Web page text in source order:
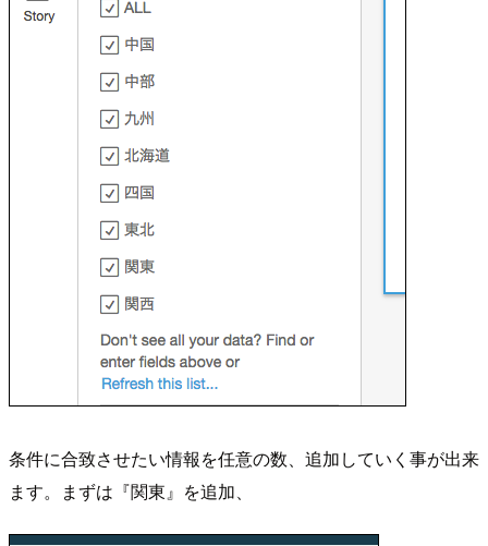
条件に合致させたい情報を任意の数、追加していく事が出来
ます。まずは『関東』を追加、